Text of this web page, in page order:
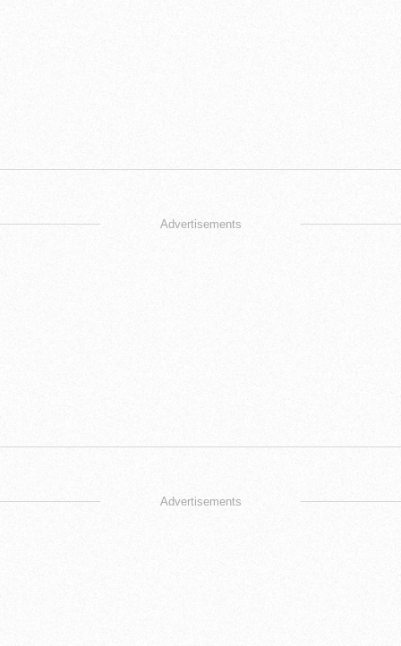
Advertisements
Advertisements